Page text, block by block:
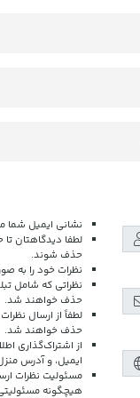
نشانی ایمیل شما
لطفا دیدگاهتان
حذف شوند.
نظرات خود را به
نظراتی که شامل
حذف خواهند شد.
لطفاً از ارسال
حذف خواهند شد.
از اشتراک‌گذاری
ایمیل، و آدرس
مسئولیت نظرات
هیچگونه